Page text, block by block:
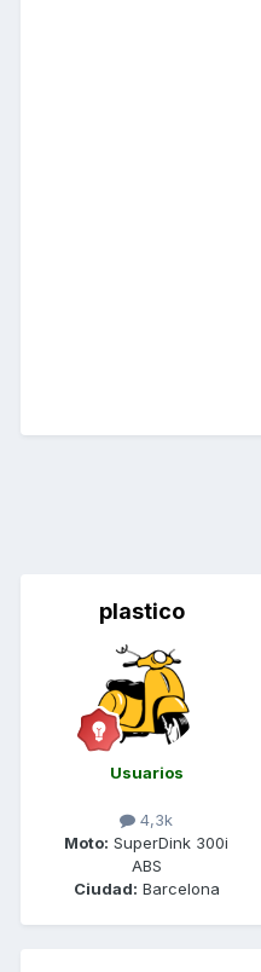
plastico
Usuarios
4,3k
Moto: SuperDink 300i
ABS
Ciudad: Barcelona